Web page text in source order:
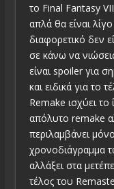
το Final Fantasy
απλά θα είναι
διαφορετικό δεν
σε κάνω να
είναι spoiler για
και ειδικά για το
Remake ισχύει το
απόλυτο remake
περιλαμβάνει
χρονοδιάγραμμα
αλλάξει στα
τέλος του